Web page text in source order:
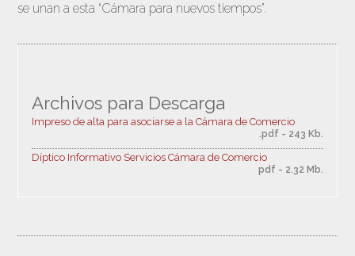
se unan a esta “Cámara para nuevos tiempos”.
Archivos para Descarga
Impreso de alta para asociarse a la Cámara de Comercio
.pdf - 243 Kb.
Díptico Informativo Servicios Cámara de Comercio
pdf - 2.32 Mb.